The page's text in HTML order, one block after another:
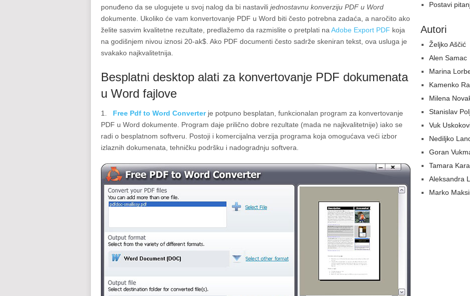
ponuđeno da se ulogujete u svoj nalog da bi nastavili jednostavnu konverziju PDF u Word
dokumente. Ukoliko će vam konvertovanje PDF u Word biti često potrebna zadaća, a naročito ako
želite sasvim kvalitetne rezultate, predlažemo da razmislite o pretplati na Adobe Export PDF koja
na godišnjem nivou iznosi 20-ak$. Ako PDF documenti često sadrže skeniran tekst, ova usluga je
svakako najkvalitetnija.
Besplatni desktop alati za konvertovanje PDF dokumenata
u Word fajlove
1. Free Pdf to Word Converter je potpuno besplatan, funkcionalan program za konvertovanje
PDF u Word dokumente. Program daje prilično dobre rezultate (mada ne najkvalitetnije) iako se
radi o besplatnom softveru. Postoji i komercijalna verzija programa koja omogućava veći izbor
izlaznih dokumenata, tehničku podršku i nadogradnju softvera.
Postavi
Autori
Željko Aščić
Alen Samac
Marina
Kamenko
Milena
Stanislav
Vuk
Nediljko
Goran
Tamara
Aleksandra
Marko